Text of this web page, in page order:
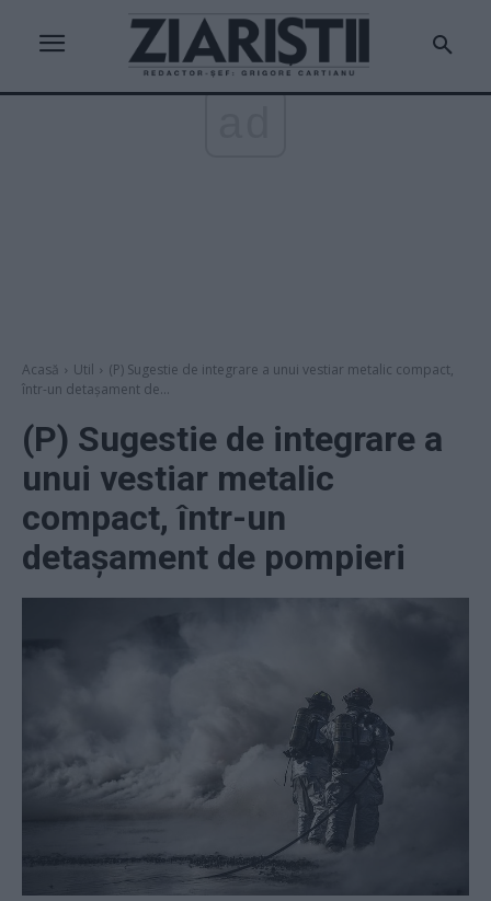
Acasă Util
(P) Sugestie de integrare a unui vestiar metalic compact,
într-un detașament de...
(P) Sugestie de integrare a
unui vestiar metalic
compact, într-un
detașament de pompieri